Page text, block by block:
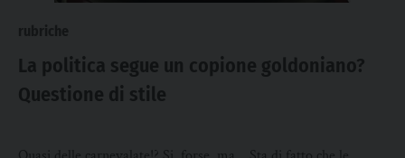
La politica segue un copione goldoniano?
Questione di stile